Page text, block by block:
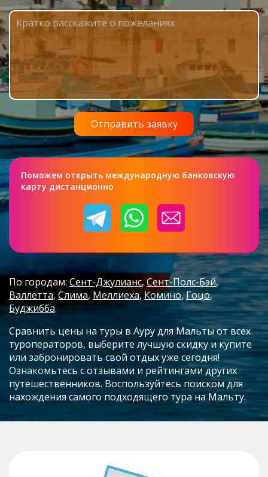
Поможем открыть международную банковскую
карту дистанционно
По городам: Сент-Джулианс Сент-Полс-Бэй
Валлетта Слима Меллиеха Комино Гоцо
Буджибба
Сравнить цены на туры в Ауру для Мальты от всех
туроператоров, выберите лучшую скидку и купите
или забронировать свой отдых уже сегодня!
Ознакомьтесь с отзывами и рейтингами других
путешественников. Воспользуйтесь поиском для
нахождения самого подходящего тура на Мальту.